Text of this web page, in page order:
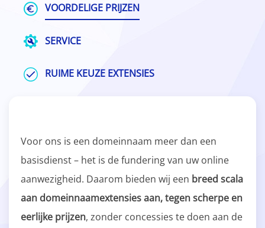
VOORDELIGE PRIJZEN
SERVICE
RUIME KEUZE EXTENSIES
Voor ons is een domeinnaam meer dan een
basisdienst – het is de fundering van uw online
aanwezigheid. Daarom bieden wij een breed scala
aan domeinnaamextensies aan, tegen scherpe en
eerlijke prijzen, zonder concessies te doen aan de